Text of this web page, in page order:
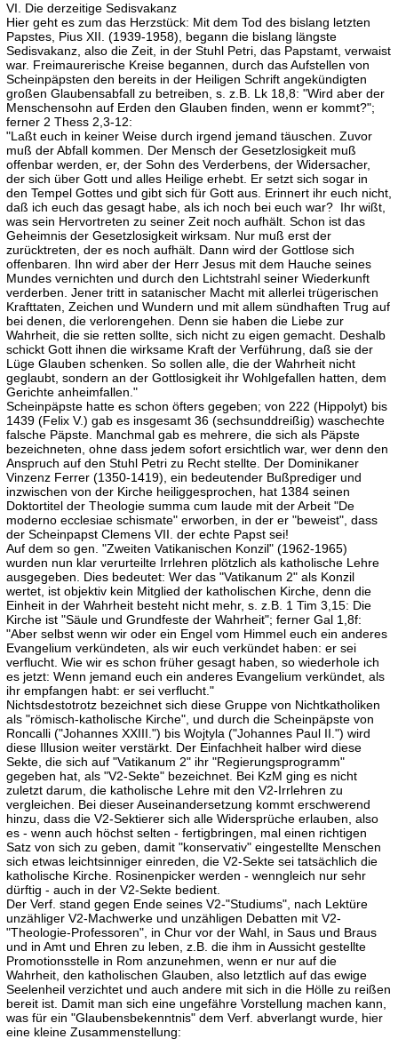
VI. Die derzeitige Sedisvakanz
Hier geht es zum das Herzstück: Mit dem Tod des bislang letzten
Papstes, Pius XII. (1939-1958), begann die bislang längste
Sedisvakanz, also die Zeit, in der Stuhl Petri, das Papstamt, verwaist
war. Freimaurerische Kreise begannen, durch das Aufstellen von
Scheinpäpsten den bereits in der Heiligen Schrift angekündigten
großen Glaubensabfall zu betreiben, s. z.B. Lk 18,8: "Wird aber der
Menschensohn auf Erden den Glauben finden, wenn er kommt?";
ferner 2 Thess 2,3-12:
"Laßt euch in keiner Weise durch irgend jemand täuschen. Zuvor
muß der Abfall kommen. Der Mensch der Gesetzlosigkeit muß
offenbar werden, er, der Sohn des Verderbens, der Widersacher,
der sich über Gott und alles Heilige erhebt. Er setzt sich sogar in
den Tempel Gottes und gibt sich für Gott aus. Erinnert ihr euch nicht,
daß ich euch das gesagt habe, als ich noch bei euch war? Ihr wißt,
was sein Hervortreten zu seiner Zeit noch aufhält. Schon ist das
Geheimnis der Gesetzlosigkeit wirksam. Nur muß erst der
zurücktreten, der es noch aufhält. Dann wird der Gottlose sich
offenbaren. Ihn wird aber der Herr Jesus mit dem Hauche seines
Mundes vernichten und durch den Lichtstrahl seiner Wiederkunft
verderben. Jener tritt in satanischer Macht mit allerlei trügerischen
Krafttaten, Zeichen und Wundern und mit allem sündhaften Trug auf
bei denen, die verlorengehen. Denn sie haben die Liebe zur
Wahrheit, die sie retten sollte, sich nicht zu eigen gemacht. Deshalb
schickt Gott ihnen die wirksame Kraft der Verführung, daß sie der
Lüge Glauben schenken. So sollen alle, die der Wahrheit nicht
geglaubt, sondern an der Gottlosigkeit ihr Wohlgefallen hatten, dem
Gerichte anheimfallen."
Scheinpäpste hatte es schon öfters gegeben; von 222 (Hippolyt) bis
1439 (Felix V.) gab es insgesamt 36 (sechsunddreißig) waschechte
falsche Päpste. Manchmal gab es mehrere, die sich als Päpste
bezeichneten, ohne dass jedem sofort ersichtlich war, wer denn den
Anspruch auf den Stuhl Petri zu Recht stellte. Der Dominikaner
Vinzenz Ferrer (1350-1419), ein bedeutender Bußprediger und
inzwischen von der Kirche heiliggesprochen, hat 1384 seinen
Doktortitel der Theologie summa cum laude mit der Arbeit "De
moderno ecclesiae schismate" erworben, in der er "beweist", dass
der Scheinpapst Clemens VII. der echte Papst sei!
Auf dem so gen. "Zweiten Vatikanischen Konzil" (1962-1965)
wurden nun klar verurteilte Irrlehren plötzlich als katholische Lehre
ausgegeben. Dies bedeutet: Wer das "Vatikanum 2" als Konzil
wertet, ist objektiv kein Mitglied der katholischen Kirche, denn die
Einheit in der Wahrheit besteht nicht mehr, s. z.B. 1 Tim 3,15: Die
Kirche ist "Säule und Grundfeste der Wahrheit"; ferner Gal 1,8f:
"Aber selbst wenn wir oder ein Engel vom Himmel euch ein anderes
Evangelium verkündeten, als wir euch verkündet haben: er sei
verflucht. Wie wir es schon früher gesagt haben, so wiederhole ich
es jetzt: Wenn jemand euch ein anderes Evangelium verkündet, als
ihr empfangen habt: er sei verflucht."
Nichtsdestotrotz bezeichnet sich diese Gruppe von Nichtkatholiken
als "römisch-katholische Kirche", und durch die Scheinpäpste von
Roncalli ("Johannes XXIII.") bis Wojtyla ("Johannes Paul II.") wird
diese Illusion weiter verstärkt. Der Einfachheit halber wird diese
Sekte, die sich auf "Vatikanum 2" ihr "Regierungsprogramm"
gegeben hat, als "V2-Sekte" bezeichnet. Bei KzM ging es nicht
zuletzt darum, die katholische Lehre mit den V2-Irrlehren zu
vergleichen. Bei dieser Auseinandersetzung kommt erschwerend
hinzu, dass die V2-Sektierer sich alle Widersprüche erlauben, also
es - wenn auch höchst selten - fertigbringen, mal einen richtigen
Satz von sich zu geben, damit "konservativ" eingestellte Menschen
sich etwas leichtsinniger einreden, die V2-Sekte sei tatsächlich die
katholische Kirche. Rosinenpicker werden - wenngleich nur sehr
dürftig - auch in der V2-Sekte bedient.
Der Verf. stand gegen Ende seines V2-"Studiums", nach Lektüre
unzähliger V2-Machwerke und unzähligen Debatten mit V2-
"Theologie-Professoren", in Chur vor der Wahl, in Saus und Braus
und in Amt und Ehren zu leben, z.B. die ihm in Aussicht gestellte
Promotionsstelle in Rom anzunehmen, wenn er nur auf die
Wahrheit, den katholischen Glauben, also letztlich auf das ewige
Seelenheil verzichtet und auch andere mit sich in die Hölle zu reißen
bereit ist. Damit man sich eine ungefähre Vorstellung machen kann,
was für ein "Glaubensbekenntnis" dem Verf. abverlangt wurde, hier
eine kleine Zusammenstellung: